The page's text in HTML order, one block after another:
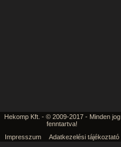
Hekomp Kft. - © 2009-2017 - Minden jog
fenntartva!
Impresszum
Adatkezelési tájékoztató